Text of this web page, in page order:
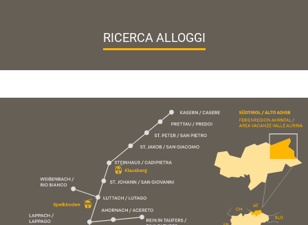
RICERCA ALLOGGI